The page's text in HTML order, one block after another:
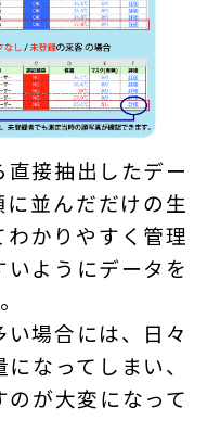
接抽出したデー
並んだだけの生
かりやすく管理
ようにデータを
場合には、日々
なってしまい、
が大変になって